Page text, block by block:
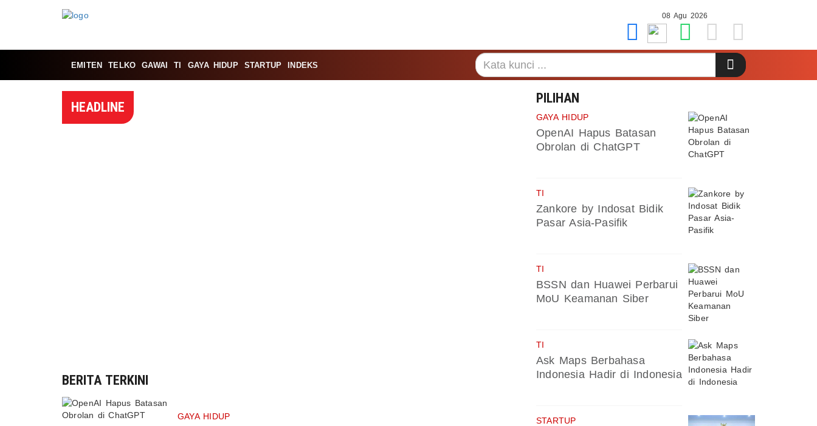
08 Agu 2026
EMITEN TELKO GAWAI TI GAYA HIDUP STARTUP INDEKS
HEADLINE
BERITA TERKINI
GAYA HIDUP
PILIHAN
GAYA HIDUP
OpenAI Hapus Batasan
Obrolan di ChatGPT
TI
Zankore by Indosat Bidik
Pasar Asia-Pasifik
TI
BSSN dan Huawei Perbarui
MoU Keamanan Siber
TI
Ask Maps Berbahasa
Indonesia Hadir di Indonesia
STARTUP